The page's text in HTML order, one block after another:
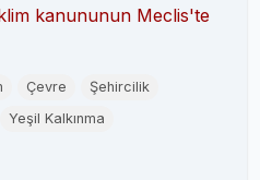
kanununun Meclis'te
Çevre
Şehircilik
Yeşil Kalkınma